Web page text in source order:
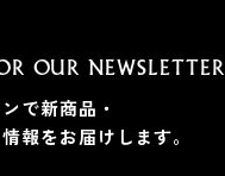
OUR NEWSLETTER
で新商品・
報をお届けします。